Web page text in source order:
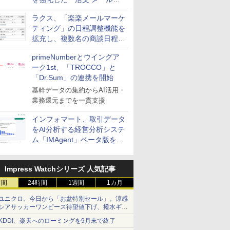
送信防止アドインサービス」
を提供
ラクス、「楽楽メールマーケ
ティング」の日程調整機能を
拡充し、複数名の商談日程調
整を効率化
primeNumberとウイングア
ーク1st、「TROCCO」と
「Dr.Sum」の連携を開始
基幹データの集約からAI活用・
業務還元までを一貫支援
インフォマート、取引データ
をAI分析する経営分析システ
ム「IMAgent」ベータ版を提
Impress Watchシリーズ 人気記事
24時間 1週間 1カ月
ニクロ、今日から「お盆特別セール」。涼感
アサッカーワンピース待望値下げ、撥水ギア
ョーツは1990円に
、楽天へのローミングを9月末で終了